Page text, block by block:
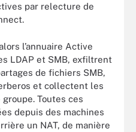
par relecture de
l’annuaire Active
LDAP et SMB, exfiltrent
de fichiers SMB,
et collectent les
Toutes ces
depuis des machines
un NAT, de manière